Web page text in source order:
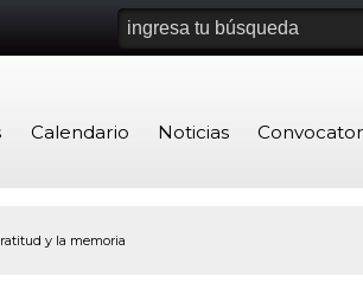
Calendario Noticias
y la memoria